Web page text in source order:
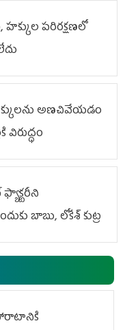
పరిరక్షణలో
అణచివేయడం
విరుద్ధం
బాబు, లోకేశ్ కుట్ర